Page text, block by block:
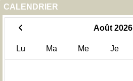
CALENDRIER
Août 2026
Lu Ma Me Je